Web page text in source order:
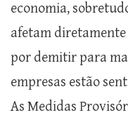
economia,
afetam diretamente
por demitir para
empresas estão
As Medidas